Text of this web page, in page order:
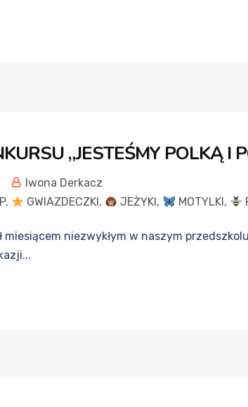
„JESTEŚMY POLKĄ I
Iwona Derkacz
, GWIAZDECZKI, JEŻYKI, MOTYLKI,
miesiącem niezwykłym w naszym